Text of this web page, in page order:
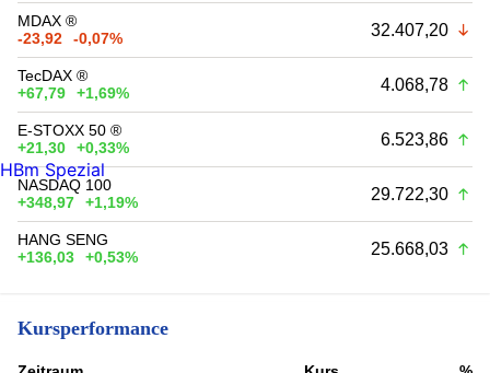
MDAX ®
-23,92
-0,07% 32.407,20
TecDAX ®
+67,79
+1,69% 4.068,78
E-STOXX 50 ®
+21,30
+0,33% 6.523,86
NASDAQ 100
+348,97
+1,19% 29.722,30
HANG SENG
+136,03
+0,53% 25.668,03
Kursperformance
HBm Spezial